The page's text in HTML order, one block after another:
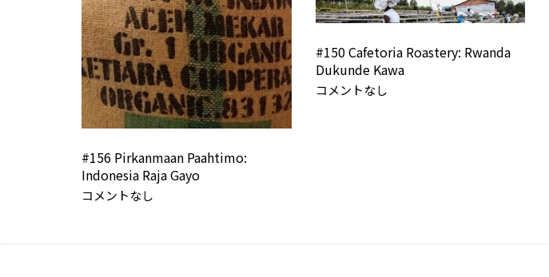
#156 Pirkanmaan Paahtimo:
Indonesia Raja Gayo
コメントなし
#150 Cafetoria Roastery: Rwanda
Dukunde Kawa
コメントなし